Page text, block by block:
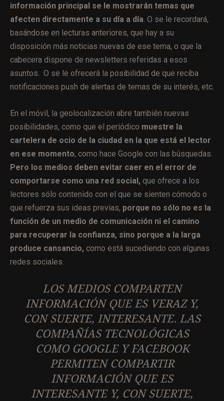
información principal se le mostrarán temas que
afecten directamente a su día a día . O se le recordará,
basándose en lecturas anteriores, que hay a su
disposición más noticias nuevas de ese tema, o que la
cabecera dispone de newsletters referidas a esos
asuntos. O se le ofrecerá la posibilidad de que reciba
notificaciones push de alertas de temas de su interés, etc.
En el móvil, la geolocalización abre también nuevas
posibilidades, como que el periódico muestre la
cartelera de ocio de la ciudad en la que está el lector
en ese momento, como hace Google con las búsquedas.
Pero los medios deben evitar caer en el error de
comportarse como una red social, que ofrece a los
lectores sólo contenido con el que se sienten cómodo o
que refuerza sus ideas previas, porque no sólo no es la
función de un medio de comunicación ni el camino
para recuperar la confianza, sino porque a la larga
produce cansancio, como está sucediendo con algunas
redes sociales.
LOS MEDIOS COMPARTEN
INFORMACIÓN QUE ES VERAZ Y,
CON SUERTE, INTERESANTE. LAS
COMPAÑÍAS TECNOLÓGICAS
COMO GOOGLE Y FACEBOOK
PERMITEN COMPARTIR
INFORMACIÓN QUE ES
INTERESANTE Y, CON SUERTE,